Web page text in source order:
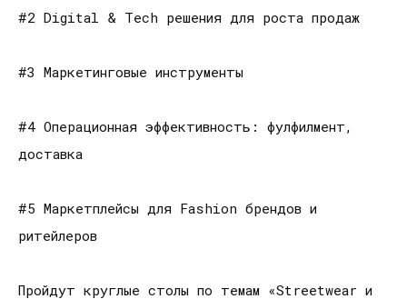
#2 Digital & Tech решения для роста продаж
#3 Маркетинговые инструменты
#4 Операционная эффективность: фулфилмент,
доставка
#5 Маркетплейсы для Fashion брендов и
ритейлеров
Пройдут круглые столы по темам «Streetwear и